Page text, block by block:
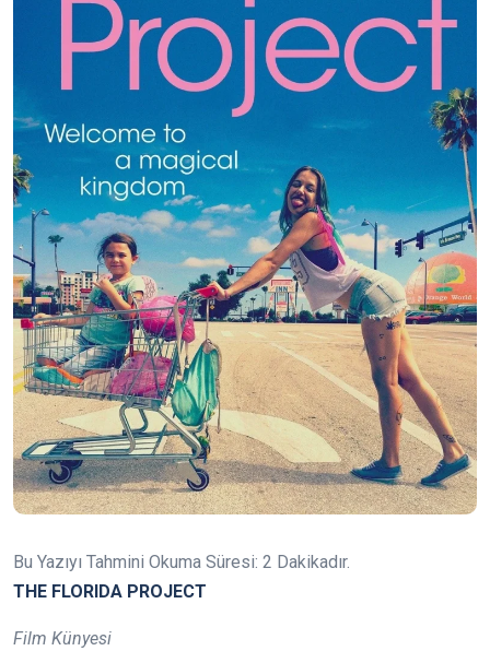
Bu Yazıyı Tahmini Okuma Süresi: 2 Dakikadır.
THE FLORIDA PROJECT
Film Künyesi